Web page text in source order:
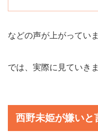
などの声が上がっていま
では、実際に見ていき
西野未姫が嫌いと